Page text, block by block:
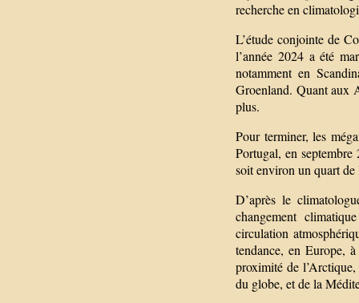
recherche en
L’étude conjointe de
l’année 2024 a été
notamment en
Groenland. Quant aux
plus.
Pour terminer, les
Portugal, en
soit environ un quart de
D’après le
changement
circulation
tendance, en Europe,
proximité de
du globe, et de la